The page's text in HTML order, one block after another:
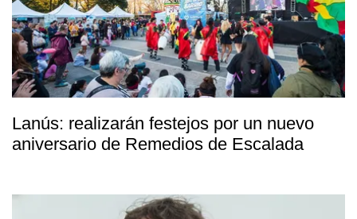
Lanús: realizarán festejos por un nuevo
aniversario de Remedios de Escalada